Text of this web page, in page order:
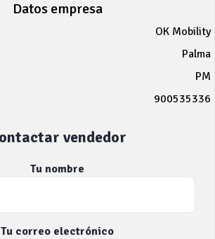
Datos empresa
OK Mobility
Palma
PM
900535336
vendedor
Tu nombre
Tu correo electrónico